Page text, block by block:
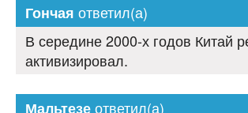
Гончая ответил(а)
В середине 2000-х годов Китай
активизировал.
Мальтезеответил(а)